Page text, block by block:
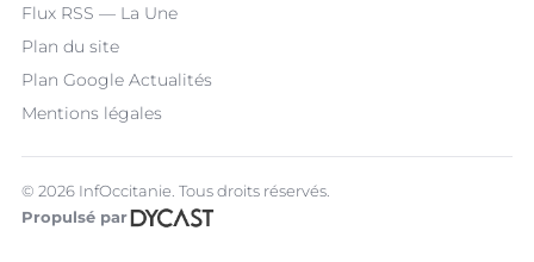
Flux RSS — La Une
Plan du site
Plan Google Actualités
Mentions légales
© 2026 InfOccitanie. Tous droits réservés.
Propulsé par